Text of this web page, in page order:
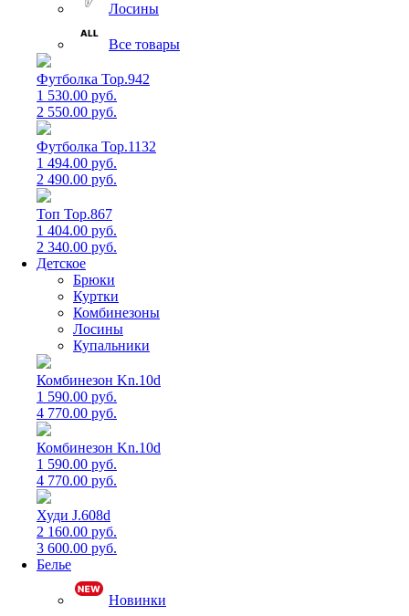
Лосины
Все товары
Футболка Top.942
1 530.00 руб.
2 550.00 руб.
Футболка Top.1132
1 494.00 руб.
2 490.00 руб.
Топ Top.867
1 404.00 руб.
2 340.00 руб.
Детское
Брюки
Куртки
Комбинезоны
Лосины
Купальники
Комбинезон Kn.10d
1 590.00 руб.
4 770.00 руб.
Комбинезон Kn.10d
1 590.00 руб.
4 770.00 руб.
Худи J.608d
2 160.00 руб.
3 600.00 руб.
Белье
Новинки